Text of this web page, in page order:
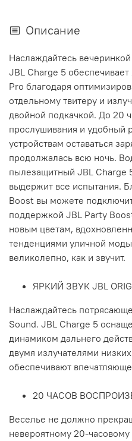
Описание
Наслаждайтесь
JBL Charge 5
Pro благодаря
отдельному твитеру и
двойной подкачкой. До 20
прослушивания и удобный
устройствам оставаться
продолжалась всю ночь.
пылезащитный JBL Charge
выдержит все испытания.
Boost вы можете
поддержкой JBL Party
новым цветам,
тенденциями уличной
великолепно, как и звучит.
ЯРКИЙ ЗВУК JBL
Наслаждайтесь
Sound. JBL Charge 5
динамиком дальнего
двумя излучателями
обеспечивают
20 ЧАСОВ
Веселье не должно
невероятному 20-